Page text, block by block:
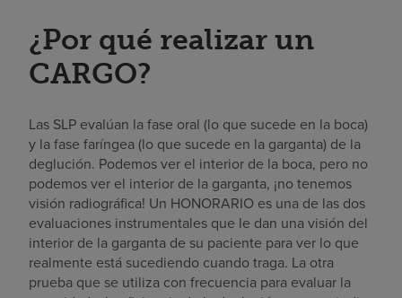
¿Por qué realizar un
CARGO?
Las SLP evalúan la fase oral (lo que sucede en la boca)
y la fase faríngea (lo que sucede en la garganta) de la
deglución. Podemos ver el interior de la boca, pero no
podemos ver el interior de la garganta, ¡no tenemos
visión radiográfica! Un HONORARIO es una de las dos
evaluaciones instrumentales que le dan una visión del
interior de la garganta de su paciente para ver lo que
realmente está sucediendo cuando traga. La otra
prueba que se utiliza con frecuencia para evaluar la